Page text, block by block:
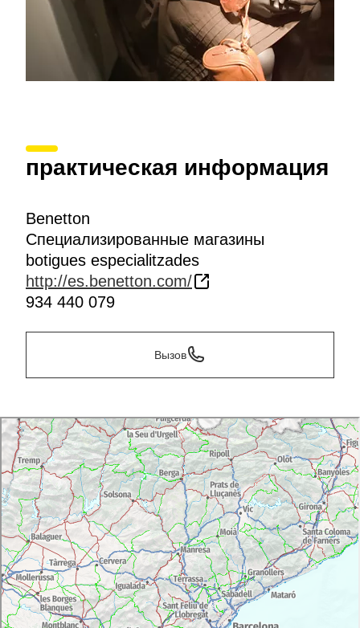
практическая информация
Benetton
Специализированные магазины
botigues especialitzades
http://es.benetton.com/
934 440 079
Вызов